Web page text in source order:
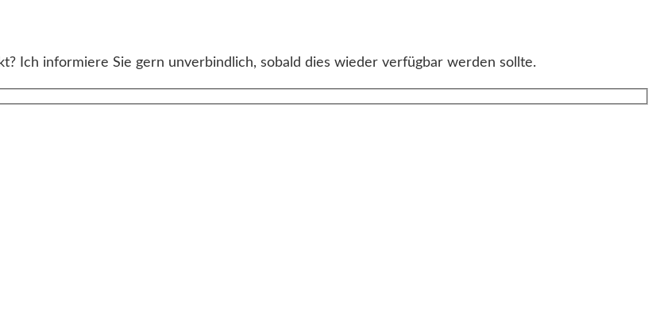
Ich informiere Sie gern unverbindlich, sobald dies wieder verfügbar werden sollte.